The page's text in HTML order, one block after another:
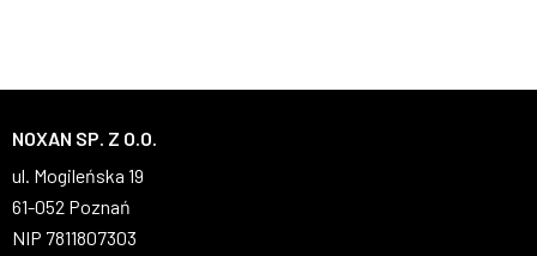
NOXAN SP. Z O.O.
ul. Mogileńska 19
61-052 Poznań
NIP 7811807303